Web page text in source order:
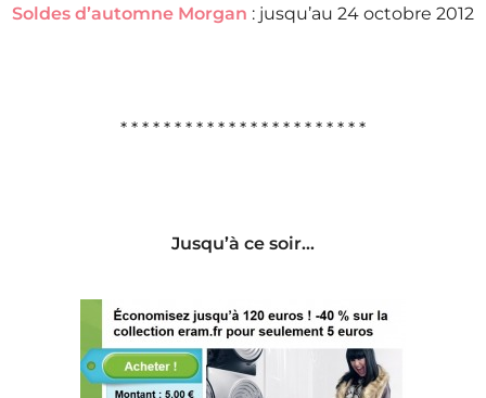
Soldes d’automne Morgan : jusqu’au 24 octobre 2012
* * * * * * * * * * * * * * * * * * * * * * *
Jusqu’à ce soir…